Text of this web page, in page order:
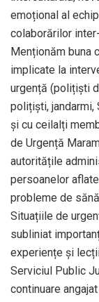
emoțional al
colaborărilor
Menționăm buna
implicate la
urgență (polițiști
polițiști, jandarmi,
și cu ceilalți
de Urgență
autoritățile
persoanelor
probleme de
Situațiile de
subliniat
experiențe și
Serviciul Public
continuare